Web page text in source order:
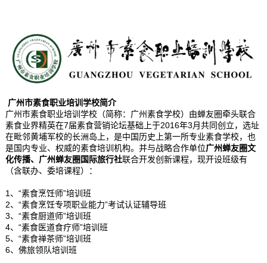
广州市素食职业培训学校简介
广州市素食职业培训学校（简称：广州素食学校）由蝉友圈牵头联合
素食业界精英在7届素食营销论坛基础上于2016年3月共同创立，选址
在毗邻黄埔军校的长洲岛上，是中国历史上第一所专业素食学校，也
是国内专业、权威的素食培训机构。并与战略合作单位广州蝉友圈文
化传播、广州蝉友圈国际旅行社联合开发创新课程，现开设班级有
（含联办、委培课程）：
1、“素食烹饪师”培训班
2、“素食烹饪专项职业能力”考试认证辅导班
3、“素食厨道师”培训班
4、“素食医道食疗师”培训班
5、“素食禅茶师”培训班
6、佛旅领队培训班